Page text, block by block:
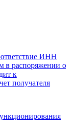
ИНН
в распоряжении о
к
получателя